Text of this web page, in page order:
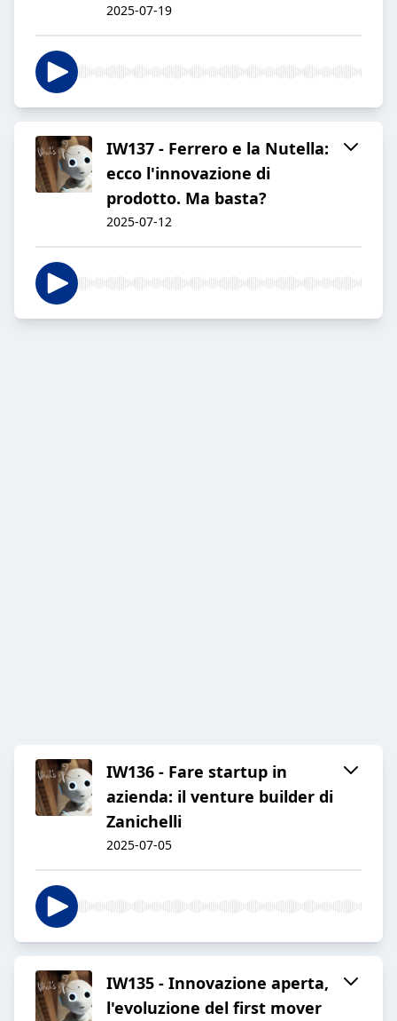
2025-07-19
IW137 - Ferrero e la Nutella:
ecco l'innovazione di
prodotto. Ma basta?
2025-07-12
IW136 - Fare startup in
azienda: il venture builder di
Zanichelli
2025-07-05
IW135 - Innovazione aperta,
l'evoluzione del first mover